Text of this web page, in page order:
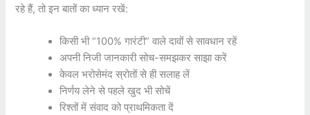
रहे हैं, तो इन बातों का ध्यान रखें:
किसी भी “100% गारंटी” वाले दावों से सावधान रहें
अपनी निजी जानकारी सोच-समझकर साझा करें
केवल भरोसेमंद स्रोतों से ही सलाह लें
निर्णय लेने से पहले खुद भी सोचें
रिश्तों में संवाद को प्राथमिकता दें